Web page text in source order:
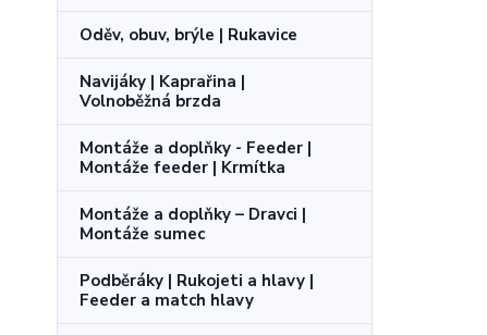
Oděv, obuv, brýle | Rukavice
Navijáky | Kaprařina |
Volnoběžná brzda
Montáže a doplňky - Feeder |
Montáže feeder | Krmítka
Montáže a doplňky – Dravci |
Montáže sumec
Podběráky | Rukojeti a hlavy |
Feeder a match hlavy